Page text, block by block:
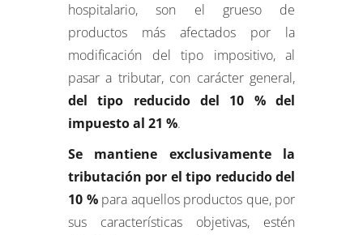
hospitalario, son el grueso de
productos más afectados por la
modificación del tipo impositivo, al
pasar a tributar, con carácter general,
del tipo reducido del 10 % del
impuesto al 21 %.
Se mantiene exclusivamente la
tributación por el tipo reducido del
10 %para aquellos productos que, por
sus características objetivas, estén